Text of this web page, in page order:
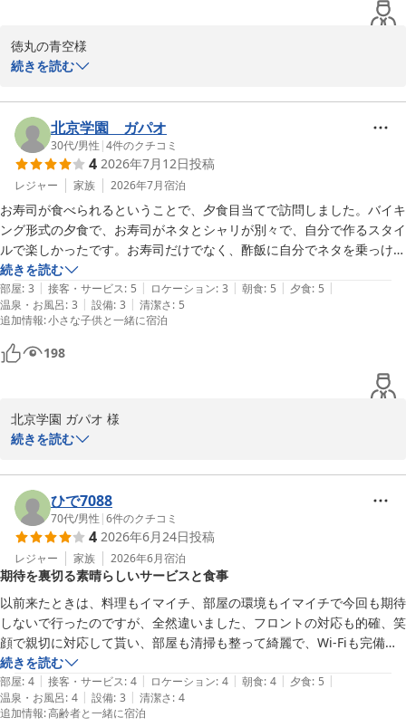
2026-07-22
徳丸の青空様
す。また、朝夕のバイキングや手作りの料理にご満足いただけたと
のお言葉、大変嬉しく思っております。特に揚げたての天ぷらや新
鮮なお刺身をお楽しみいただけたこと、私たちの提供するサービス
に対する高評価に感謝申し上げます。
一方で、温泉の景観についてのご指摘をいただき、ありがとうござ
います。外の景色が見えない点に関しましては私たちも本当に残念
に思っております。
水圧については問題がないとのことで、安心いたしました。お客様
のご意見は、今後のサービス向上に活かして参ります。
改めてのご利用を心よりお待ち申し上げております。
ホテル南海荘
2026-07-19
続きを読む
北京学園 ガパオ
30代/男性 |4件のクチコミ
4 2026年7月12日投稿
レジャー 家族 2026年7月宿泊
お寿司が食べられるということで、夕食目当てで訪問しました。バイキ
ング形式の夕食で、お寿司がネタとシャリが別々で、自分で作るスタイ
ルで楽しかったです。お寿司だけでなく、酢飯に自分でネタを乗っける
海鮮丼もありました。あとはホタテやエビ、サザエを自分の席で浜焼き
できるのもとても面白かったです。どれも美味しく食べさせていただき
ました。朝食もバイキングでアジの開きを自分で焼けるのとパンが美味
しかったです。温泉も熱めで気持ち良く！欲を言えば露天もあったら嬉
しいですが。今度はプールが営業しているときに行ってみたいです！と
ても満足できました！
続きを読む
部屋: 3 | 接客・サービス: 5 | ロケーション: 3 | 朝食: 5 | 夕食: 5 |
温泉・お風呂: 3 | 設備: 3 | 清潔さ: 5
追加情報:小さな子供と一緒に宿泊
198
北京学園 ガパオ 様
す。また、夕食のバイキングや温泉に関してのご感想をお寄せいた
だき、大変嬉しく思っております。お寿司や海鮮丼、浜焼きをお楽
しみいただけたとのこと、私たちの提供する料理がご満足いただけ
たことに感謝申し上げます。
露天風呂やプールに関しましても、貴重なご意見をいただきありが
とうございます。お客様のご期待に添えるよう、今後のサービス向
上に努めてまいります。次回のご訪問を心よりお待ちしておりま
す。
今後ともホテル南海荘をよろしくお願い申し上げます。
ホテル南海荘
続きを読む
ひで7088
70代/男性 |6件のクチコミ
4 2026年6月24日投稿
レジャー 家族 2026年6月宿泊
期待を裏切る素晴らしいサービスと食事
以前来たときは、料理もイマイチ、部屋の環境もイマイチで今回も期待
しないで行ったのですが、全然違いました、フロントの対応も的確、笑
顔で親切に対応して貰い、部屋も清掃も整って綺麗で、Wi-Fiも完備、
夕飯も料理が美味しいし、飲み放題ま付いて最高です。絶対また利用し
ます。宜しくお願いします。
続きを読む
部屋: 4 | 接客・サービス: 4 | ロケーション: 4 | 朝食: 4 | 夕食: 5 |
温泉・お風呂: 4 | 設備: 3 | 清潔さ: 4
追加情報:高齢者と一緒に宿泊